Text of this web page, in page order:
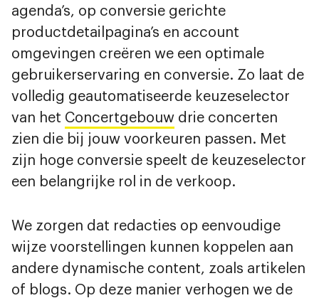
agenda’s, op conversie gerichte
productdetailpagina’s en account
omgevingen creëren we een optimale
gebruikerservaring en conversie. Zo laat de
volledig geautomatiseerde keuzeselector
van het Concertgebouw drie concerten
zien die bij jouw voorkeuren passen. Met
zijn hoge conversie speelt de keuzeselector
een belangrijke rol in de verkoop.
We zorgen dat redacties op eenvoudige
wijze voorstellingen kunnen koppelen aan
andere dynamische content, zoals artikelen
of blogs. Op deze manier verhogen we de